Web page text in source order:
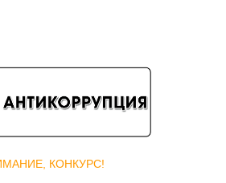
КОНКУРС!